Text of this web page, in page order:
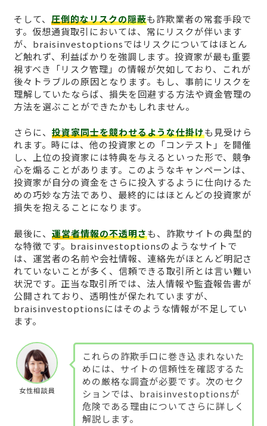
そして、 圧倒的なリスクの隠蔽も詐欺業者の常套手段で
す。仮想通貨取引においては、常にリスクが伴います
が、braisinvestoptionsではリスクについてはほとん
ど触れず、利益ばかりを強調します。投資家が最も重要
視すべき「リスク管理」の情報が欠如しており、これが
後々トラブルの原因となります。もし、事前にリスクを
理解していたならば、損失を回避する方法や資金管理の
方法を選ぶことができたかもしれません。
さらに、 投資家同士を競わせるような仕掛けも見受けら
れます。時には、他の投資家との「コンテスト」を開催
し、上位の投資家には特典を与えるといった形で、競争
心を煽ることがあります。このようなキャンペーンは、
投資家が自分の資金をさらに投入するように仕向けるた
めの巧妙な方法であり、最終的にはほとんどの投資家が
損失を抱えることになります。
最後に、 運営者情報の不透明さも、詐欺サイトの典型的
な特徴です。braisinvestoptionsのようなサイトで
は、運営者の名前や会社情報、連絡先がほとんど明記さ
れていないことが多く、信頼できる取引所とは言い難い
状況です。正当な取引所では、法人情報や監査報告書が
公開されており、透明性が保たれていますが、
braisinvestoptionsにはそのような情報が不足してい
ます。
女性相談員
これらの詐欺手口に巻き込まれないた
めには、サイトの信頼性を確認するた
めの厳格な調査が必要です。次のセク
ションでは、braisinvestoptionsが
危険である理由についてさらに詳しく
解説します。